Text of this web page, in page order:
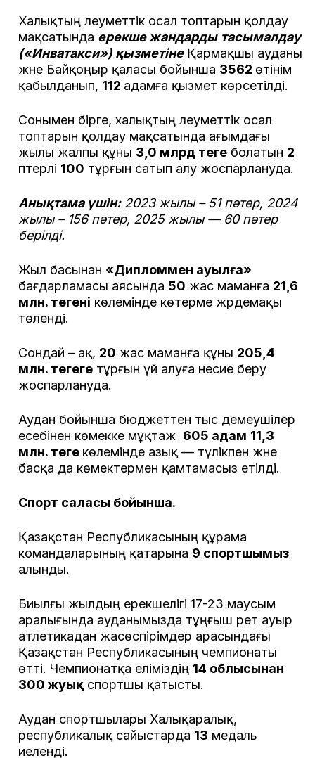
Халықтың әлеуметтік осал топтарын қолдау
мақсатында ерекше жандарды тасымалдау
(«Инватакси») қызметінеҚармақшы ауданы
және Байқоңыр қаласы бойынша 3562 өтінім
қабылданып, 112 адамға қызмет көрсетілді.
Сонымен бірге, халықтың әлеуметтік осал
топтарын қолдау мақсатында ағымдағы
жылы жалпы құны 3,0 млрд теңге болатын 2
пәтерлі 100 тұрғын сатып алу жоспарлануда.
Анықтама үшін: 2023 жылы – 51 пәтер, 2024
жылы – 156 пәтер, 2025 жылы — 60 пәтер
берілді.
Жыл басынан «Дипломмен ауылға»
бағдарламасы аясында 50 жас маманға 21,6
млн. теңгенің көлемінде көтерме жәрдемақы
төленді.
Сондай – ақ, 20 жас маманға құны 205,4
млн. теңгеге тұрғын үй алуға несие беру
жоспарлануда.
Аудан бойынша бюджеттен тыс демеушілер
есебінен көмекке мұқтаж 605 адам 11,3
млн. теңге көлемінде азық — түлікпен және
басқа да көмектермен қамтамасыз етілді.
Спорт саласы бойынша.
Қазақстан Республикасының құрама
командаларының қатарына 9 спортшымыз
алынды.
Биылғы жылдың ерекшелігі 17-23 маусым
аралығында ауданымызда тұңғыш рет ауыр
атлетикадан жасөспірімдер арасындағы
Қазақстан Республикасының чемпионаты
өтті. Чемпионатқа еліміздің 14 облысынан
300 жуық спортшы қатысты.
Аудан спортшылары Халықаралық,
республикалық сайыстарда 13 медаль
иеленді.